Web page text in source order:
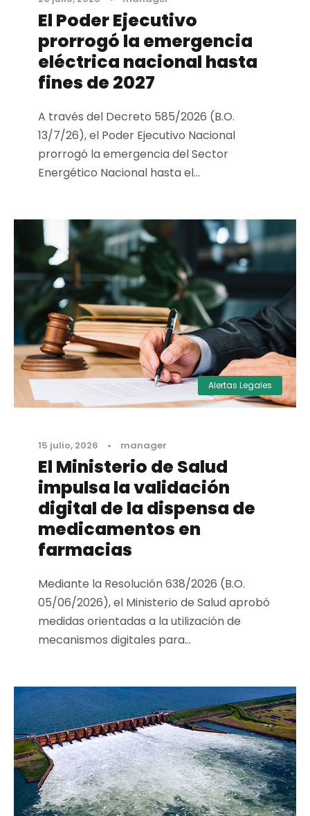
El Poder Ejecutivo
prorrogó la emergencia
eléctrica nacional hasta
fines de 2027
A través del Decreto 585/2026 (B.O.
13/7/26), el Poder Ejecutivo Nacional
prorrogó la emergencia del Sector
Energético Nacional hasta el...
Alertas Legales
15 julio, 2026 • manager
El Ministerio de Salud
impulsa la validación
digital de la dispensa de
medicamentos en
farmacias
Mediante la Resolución 638/2026 (B.O.
05/06/2026), el Ministerio de Salud aprobó
medidas orientadas a la utilización de
mecanismos digitales para...